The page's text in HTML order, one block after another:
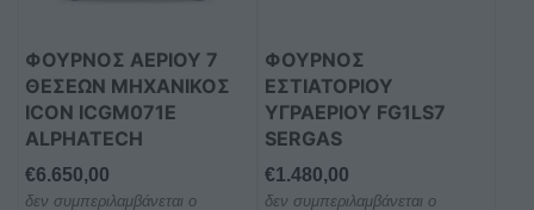
ΦΟΥΡΝΟΣ ΑΕΡΙΟΥ 7
ΘΕΣΕΩΝ ΜΗΧΑΝΙΚΟΣ
ICON ICGM071E
ALPHATECH
€6.650,00
δεν συμπεριλαμβάνεται ο
ΦΟΥΡΝΟΣ
ΕΣΤΙΑΤΟΡΙΟΥ
ΥΓΡΑΕΡΙΟΥ FG1LS7
SERGAS
€1.480,00
δεν συμπεριλαμβάνεται ο